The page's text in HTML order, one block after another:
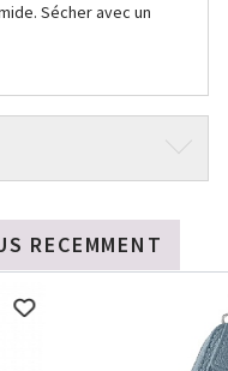
Sécher avec un
RECEMMENT